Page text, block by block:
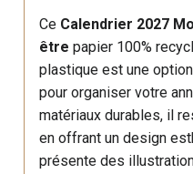
Ce Calendrier 2027
êtrepapier 100%
plastique est une
pour organiser votre
matériaux durables, il
en offrant un design
présente des